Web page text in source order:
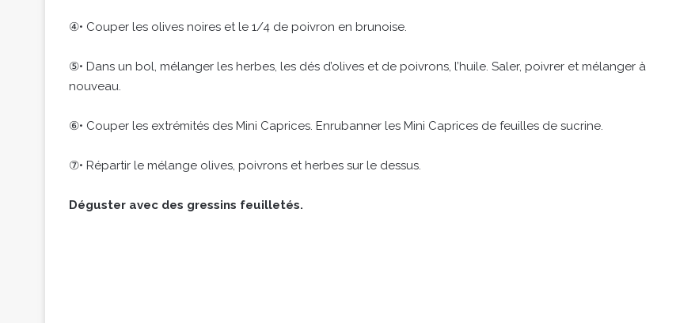
④• Couper les olives noires et le 1/4 de poivron en brunoise.
⑤• Dans un bol, mélanger les herbes, les dés d’olives et de poivrons, l’huile. Saler, poivrer et mélanger à
nouveau.
⑥• Couper les extrémités des Mini Caprices. Enrubanner les Mini Caprices de feuilles de sucrine.
⑦• Répartir le mélange olives, poivrons et herbes sur le dessus.
Déguster avec des gressins feuilletés.